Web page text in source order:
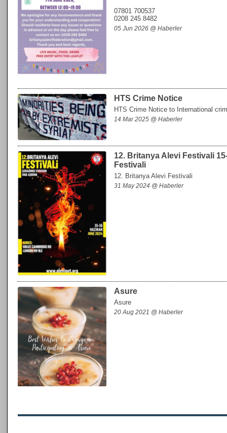
07801 700537
0208 245 8482
05 Jun 2026 @ Haberler
HTS Crime Notice
HTS Crime Notice to International
14 Mar 2025 @ Haberler
12. Britanya Alevi Festivali
Festivali
12. Britanya Alevi Festivali
31 May 2024 @ Haberler
Asure
Asure
20 Aug 2021 @ Haberler